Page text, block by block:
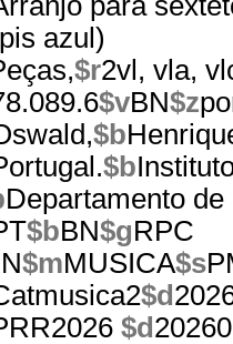
azul)
$r2vl, vla,
$vBN$z
$b
$b
Departamento
$bBN$gRPC
$mMUSICA$s
$d
$d